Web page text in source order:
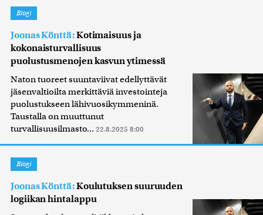
Blogi
Joonas Könttä:Kotimaisuus ja
kokonaisturvallisuus
puolustusmenojen kasvun ytimessä
Naton tuoreet suuntaviivat edellyttävät
jäsenvaltioilta merkittäviä investointeja
puolustukseen lähivuosikymmeninä.
Taustalla on muuttunut
turvallisuusilmasto... 22.8.2025 8:00
Blogi
Joonas Könttä:Koulutuksen suuruuden
logiikan hintalappu